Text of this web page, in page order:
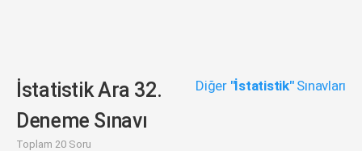
İstatistik Ara 32.
Deneme Sınavı
Toplam 20 Soru
Diğer "İstatistik"Sınavları